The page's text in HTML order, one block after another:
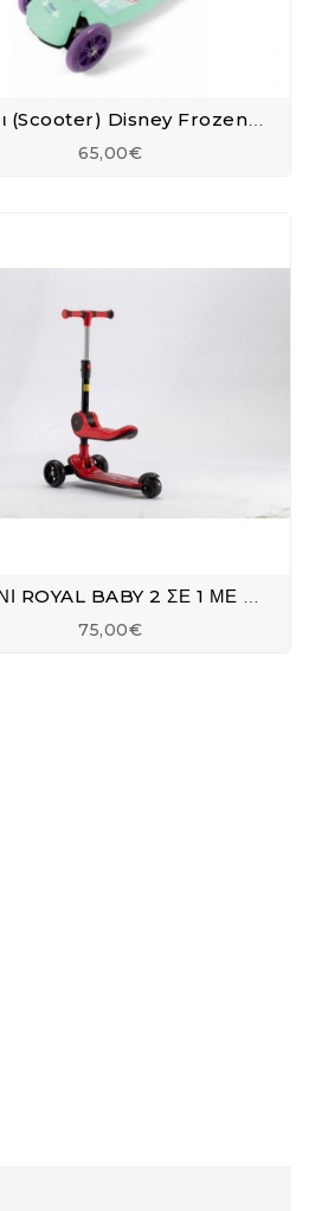
65,00€
75,00€